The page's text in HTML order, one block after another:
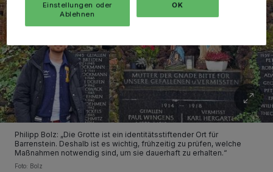
Philipp Bolz: „Die Grotte ist ein identitätsstiftender Ort für
Barrenstein. Deshalb ist es wichtig, frühzeitig zu prüfen, welche
Maßnahmen notwendig sind, um sie dauerhaft zu erhalten.“
Foto: Bolz
Einstellungen oder
Ablehnen
OK